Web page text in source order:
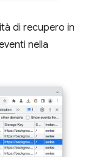
di recupero in
nella